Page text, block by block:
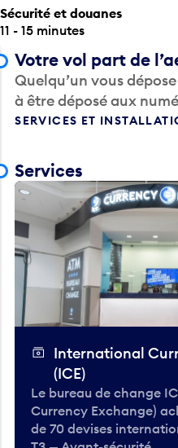
11 - 15 minutes
Votre vol part de
Quelqu’un vous
à être déposé aux
SERVICES ET
(ICE)
Le bureau de change
Currency Exchange)
de 70 devises
T3 — Avant-sécurité